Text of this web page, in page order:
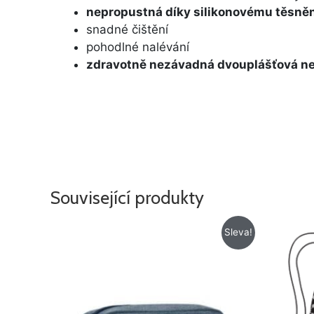
nepropustná díky silikonovému
snadné čištění
pohodlné nalévání
zdravotně nezávadná dvouplášťová
Související produkty
Sleva!